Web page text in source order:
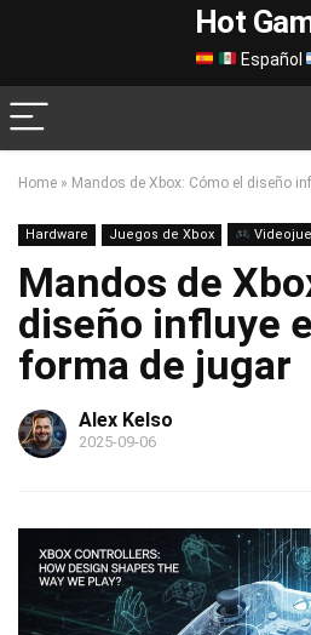
Hot
Español
Home » Mandos de Xbox: Cómo el diseño
Hardware Juegos de Xbox
Mandos de
diseño influye
forma de jugar
Alex Kelso
2025-09-06